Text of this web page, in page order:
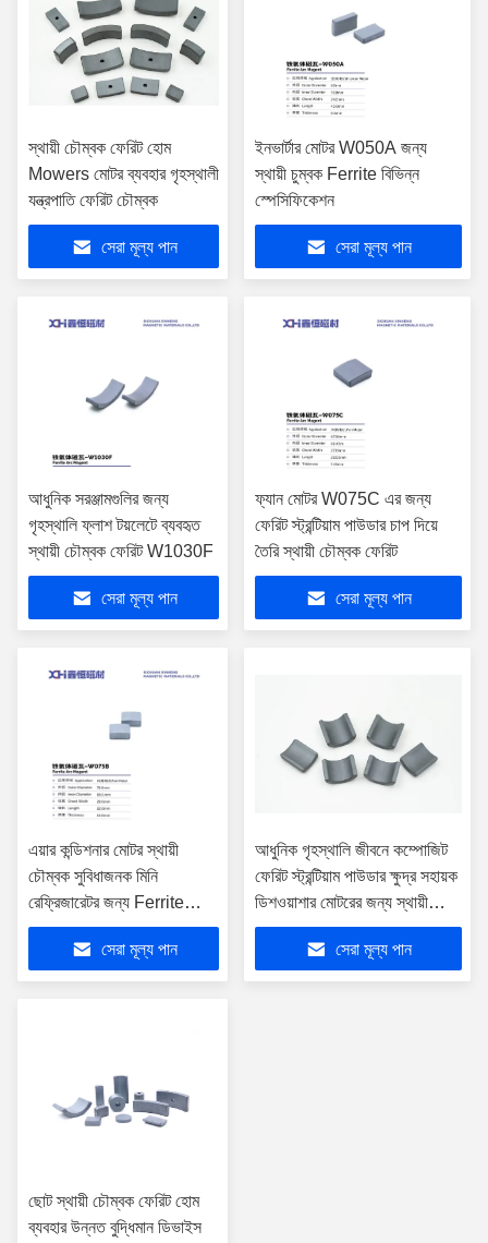
স্থায়ী চৌম্বক ফেরিট হোম
Mowers মোটর ব্যবহার গৃহস্থালী
যন্ত্রপাতি ফেরিট চৌম্বক
সেরা মূল্য পান
ইনভার্টার মোটর W050A জন্য
স্থায়ী চুম্বক Ferrite বিভিন্ন
স্পেসিফিকেশন
সেরা মূল্য পান
আধুনিক সরঞ্জামগুলির জন্য
গৃহস্থালি ফ্লাশ টয়লেটে ব্যবহৃত
স্থায়ী চৌম্বক ফেরিট W1030F
সেরা মূল্য পান
ফ্যান মোটর W075C এর জন্য
ফেরিট স্ট্রন্টিয়াম পাউডার চাপ দিয়ে
তৈরি স্থায়ী চৌম্বক ফেরিট
সেরা মূল্য পান
এয়ার কন্ডিশনার মোটর স্থায়ী
চৌম্বক সুবিধাজনক মিনি
রেফ্রিজারেটর জন্য Ferrite
W075B
সেরা মূল্য পান
আধুনিক গৃহস্থালি জীবনে কম্পোজিট
ফেরিট স্ট্রন্টিয়াম পাউডার ক্ষুদ্র সহায়ক
ডিশওয়াশার মোটরের জন্য স্থায়ী
চৌম্বক
সেরা মূল্য পান
ছোট স্থায়ী চৌম্বক ফেরিট হোম
ব্যবহার উন্নত বুদ্ধিমান ডিভাইস